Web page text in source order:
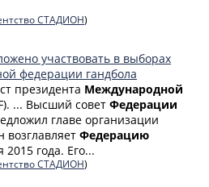
СТАДИОН)
участвовать в выборах
федерации гандбола
президента Международной
... Высший совет Федерации
главе организации
Федерацию
2015 года. Его...
СТАДИОН)